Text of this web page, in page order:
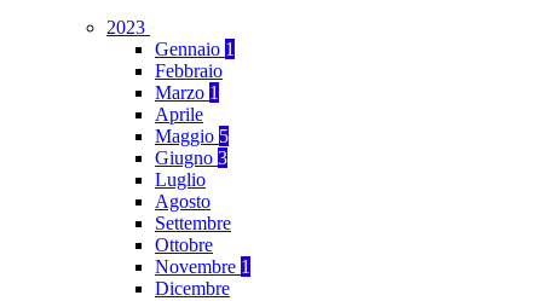
2023
Gennaio 1
Febbraio
Marzo 1
Aprile
Maggio 5
Giugno 3
Luglio
Agosto
Settembre
Ottobre
Novembre 1
Dicembre